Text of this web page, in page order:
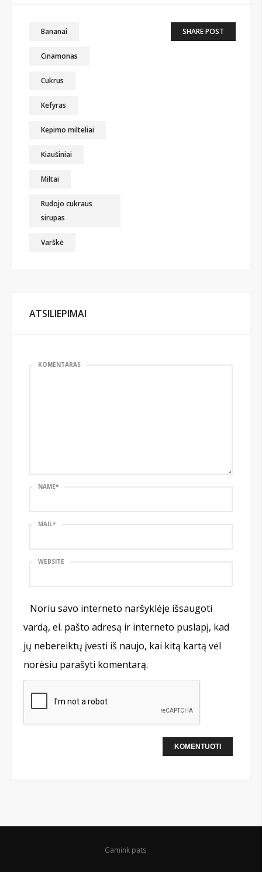
Bananai
Cinamonas
Cukrus
Kefyras
Kepimo milteliai
Kiaušiniai
Miltai
Rudojo cukraus
sirupas
Varškė
SHARE POST
ATSILIEPIMAI
KOMENTARAS
NAME*
MAIL*
WEBSITE
Noriu savo interneto naršyklėje išsaugoti
vardą, el. pašto adresą ir interneto puslapį, kad
jų nebereiktų įvesti iš naujo, kai kitą kartą vėl
norėsiu parašyti komentarą.
Gamink pats